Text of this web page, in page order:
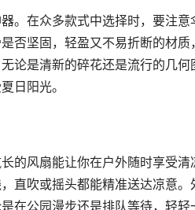
。在众多款式中选择时，要注意
否坚固，轻盈又不易折断的材质
论是清新的碎花还是流行的几
日阳光。
的风扇能让你在户外随时享受清
直吹或摇头都能精准送达凉意。
在公园漫步还是排队等待，轻轻